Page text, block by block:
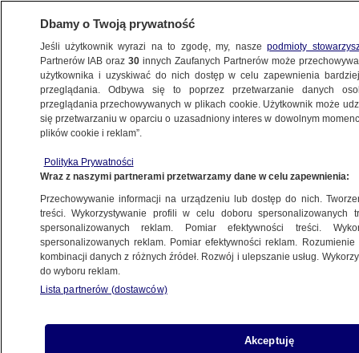
KULTURA I STYL
przyjaciela i byłego członka The Beatles,
trafił na aukcję
14.06.2023, 08:50
Udostępnij
Dbamy o Twoją prywatność
Jeśli użytkownik wyrazi na to zgodę, my, naszepodmioty
Partnerów IAB oraz30 innych Zaufanych Partnerów może
użytkownika i uzyskiwać do nich dostęp w celu zapewnienia
przeglądania. Odbywa się to poprzez przetwarzanie danych
przeglądania przechowywanych w plikach cookie. Użytkownik może
się przetwarzaniu w oparciu o uzasadniony interes w dowolnym
plików cookie i reklam”.
Polityka Prywatności
Wraz z naszymi partnerami przetwarzamy dane w celu zapewnienia:
Przechowywanie informacji na urządzeniu lub dostęp do nich.
treści. Wykorzystywanie profili w celu doboru spersonalizowanych
spersonalizowanych reklam. Pomiar efektywności treści.
spersonalizowanych reklam. Pomiar efektywności reklam.
kombinacji danych z różnych źródeł. Rozwój i ulepszanie usług.
do wyboru reklam.
Lista partnerów (dostawców)
Akceptuję